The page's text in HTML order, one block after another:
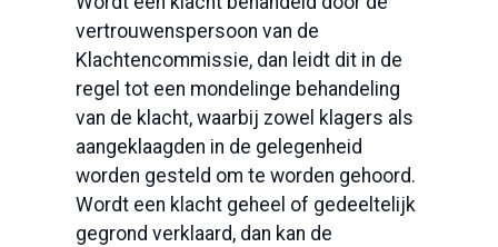
vertrouwenspersoon van de
Klachtencommissie, dan leidt dit in de
regel tot een mondelinge behandeling
van de klacht, waarbij zowel klagers als
aangeklaagden in de gelegenheid
worden gesteld om te worden gehoord.
Wordt een klacht geheel of gedeeltelijk
gegrond verklaard, dan kan de